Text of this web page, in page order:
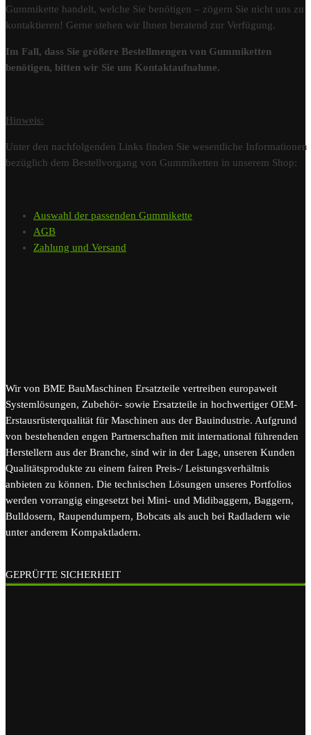
Gummikette handelt, welche Sie benötigen – zögern Sie nicht uns zu
kontaktieren! Gerne stehen wir Ihnen beratend zur Verfügung.
Im Fall, dass Sie größere Bestellmengen von Gummiketten
benötigen, bitten wir Sie um Kontaktaufnahme.
Hinweis:
Unter den nachfolgenden Links finden Sie wesentliche Informationen
bezüglich dem Bestellvorgang von Gummiketten in unserem Shop:
Auswahl der passenden Gummikette
AGB
Zahlung und Versand
Wir von BME BauMaschinen Ersatzteile vertreiben europaweit
Systemlösungen, Zubehör- sowie Ersatzteile in hochwertiger OEM-
Erstausrüsterqualität für Maschinen aus der Bauindustrie. Aufgrund
von bestehenden engen Partnerschaften mit international führenden
Herstellern aus der Branche, sind wir in der Lage, unseren Kunden
Qualitätsprodukte zu einem fairen Preis-/ Leistungsverhältnis
anbieten zu können. Die technischen Lösungen unseres Portfolios
werden vorrangig eingesetzt bei Mini- und Midibaggern, Baggern,
Bulldosern, Raupendumpern, Bobcats als auch bei Radladern wie
unter anderem Kompaktladern.
GEPRÜFTE SICHERHEIT